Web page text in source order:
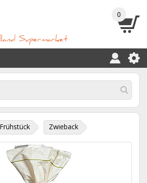
0
Frühstück Zwieback